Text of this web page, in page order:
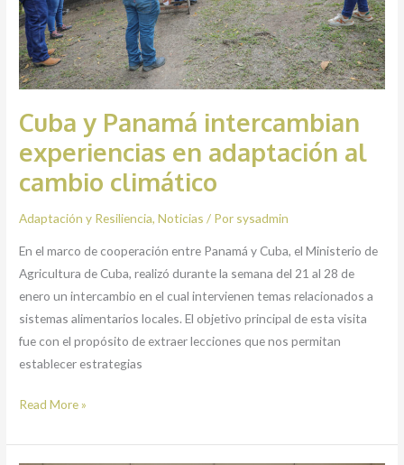
Cuba y Panamá intercambian
experiencias en adaptación al
cambio climático
Adaptación y Resiliencia,Noticias / Por sysadmin
En el marco de cooperación entre Panamá y Cuba, el Ministerio de
Agricultura de Cuba, realizó durante la semana del 21 al 28 de
enero un intercambio en el cual intervienen temas relacionados a
sistemas alimentarios locales. El objetivo principal de esta visita
fue con el propósito de extraer lecciones que nos permitan
establecer estrategias
al
cambio
climático
Read More »